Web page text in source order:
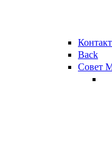
Back
Совет